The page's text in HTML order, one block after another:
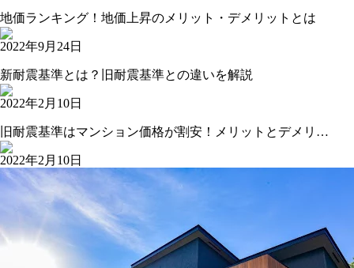
地価ランキング！地価上昇のメリット・デメリットとは
2022年9月24日
新耐震基準とは？旧耐震基準との違いを解説
2022年2月10日
旧耐震基準はマンション価格が割安！メリットとデメリ…
2022年2月10日